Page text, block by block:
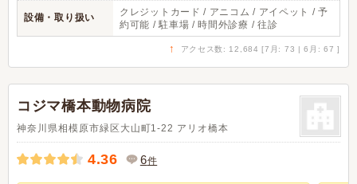
設備・取り扱い
クレジットカード / アニコム / アイペット / 予
約可能 / 駐車場 / 時間外診療 / 往診
↑ アクセス数: 12,684 [7月: 73 | 6月: 67 ]
コジマ橋本動物病院
神奈川県相模原市緑区大山町1-22 アリオ橋本
4.36 6件